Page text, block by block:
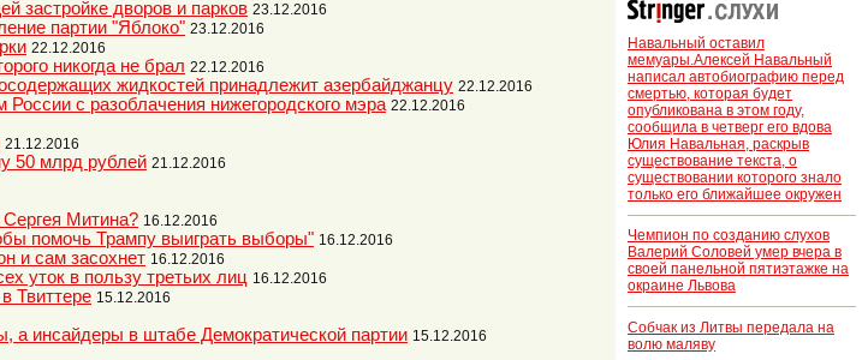
застройке дворов и парков 23.12.2016
партии "Яблоко" 23.12.2016
22.12.2016
никогда не брал 22.12.2016
жидкостей принадлежит азербайджанцу 22.12.2016
с разоблачения нижегородского мэра 22.12.2016
21.12.2016
50 млрд рублей 21.12.2016
Сергея Митина? 16.12.2016
помочь Трампу выиграть выборы" 16.12.2016
и сам засохнет 16.12.2016
уток в пользу третьих лиц 16.12.2016
Твиттере 15.12.2016
а инсайдеры в штабе Демократической партии 15.12.2016
Навальный оставил
мемуары.Алексей Навальный
написал автобиографию перед
смертью, которая будет
опубликована в этом году,
сообщила в четверг его вдова
Юлия Навальная, раскрыв
существование текста, о
существовании которого знало
только его ближайшее окружен
Чемпион по созданию слухов
Валерий Соловей умер вчера в
своей панельной пятиэтажке на
окраине Львова
Собчак из Литвы передала на
волю маляву